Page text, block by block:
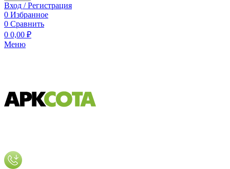
Вход / Регистрация
0 Избранное
0 Сравнить
0 0,00 ₽
Меню